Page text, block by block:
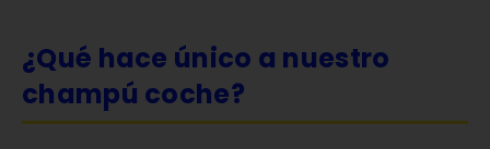
¿Qué hace único a nuestro
champú coche?